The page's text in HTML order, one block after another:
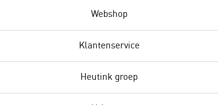
Webshop
Klantenservice
Heutink groep